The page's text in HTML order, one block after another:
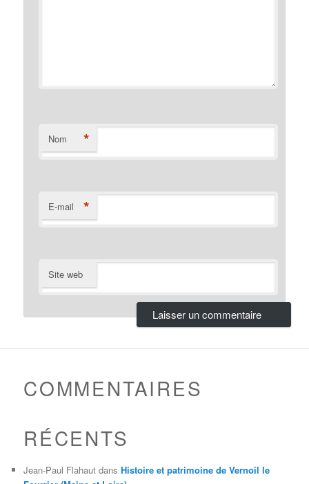
Nom *
E-mail *
Site web
COMMENTAIRES
RÉCENTS
Jean-Paul Flahaut dansHistoire et patrimoine de Vernoil le